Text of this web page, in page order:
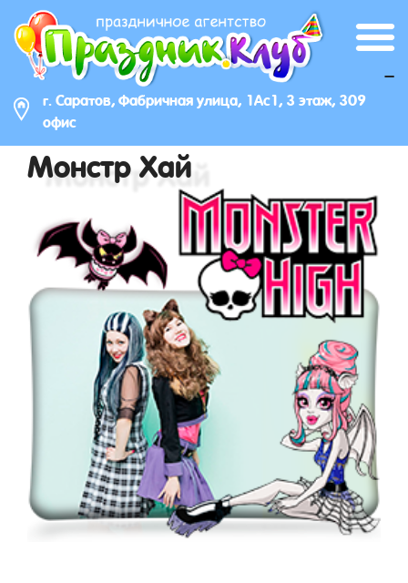
г. Саратов, Фабричная улица, 1Ас1, 3 этаж, 309
офис
_
Монстр Хай